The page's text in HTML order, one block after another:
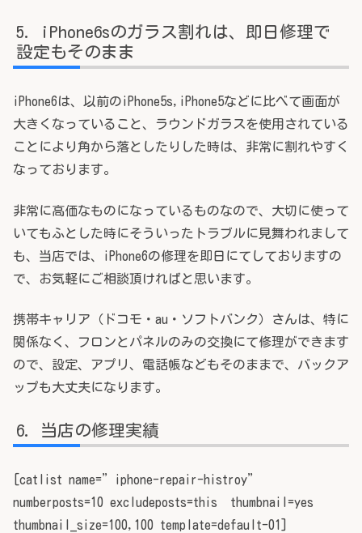
iPhone6sのガラス割れは、即日修理で
設定もそのまま
iPhone6は、以前のiPhone5s,iPhone5などに比べて画面が
大きくなっていること、ラウンドガラスを使用されている
ことにより角から落としたりした時は、非常に割れやすく
なっております。
非常に高価なものになっているものなので、大切に使って
いてもふとした時にそういったトラブルに見舞われまして
も、当店では、iPhone6の修理を即日にてしておりますの
で、お気軽にご相談頂ければと思います。
携帯キャリア（ドコモ・au・ソフトバンク）さんは、特に
関係なく、フロンとパネルのみの交換にて修理ができます
ので、設定、アプリ、電話帳などもそのままで、バックア
ップも大丈夫になります。
当店の修理実績
[catlist name=”iphone-repair-histroy”
numberposts=10 excludeposts=this thumbnail=yes
thumbnail_size=100,100 template=default-01]